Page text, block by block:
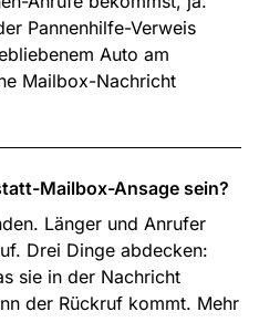
Pannenhilfe-Verweis
Auto am
Mailbox-Nachricht
Mailbox-Ansage sein?
Länger und Anrufer
Drei Dinge abdecken:
sie in der Nachricht
der Rückruf kommt. Mehr